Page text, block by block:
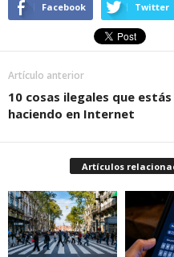
Facebook Twitter
Artículo anterior
10 cosas ilegales que estás
haciendo en Internet
Artículos